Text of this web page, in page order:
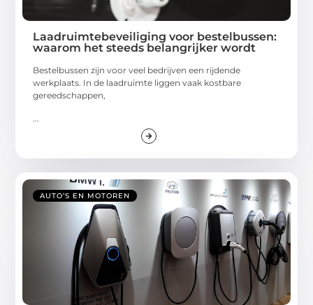
Laadruimtebeveiliging voor bestelbussen:
waarom het steeds belangrijker wordt
Bestelbussen zijn voor veel bedrijven een rijdende
werkplaats. In de laadruimte liggen vaak kostbare
gereedschappen,
AUTO’S EN MOTOREN